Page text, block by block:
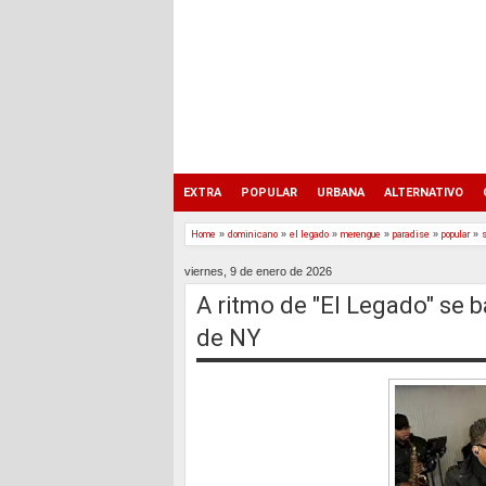
EXTRA POPULAR URBANA ALTERNATIVO
Home » dominicano » el legado » merengue » paradise » popular»
viernes, 9 de enero de 2026
A ritmo de "El Legado" se
de NY